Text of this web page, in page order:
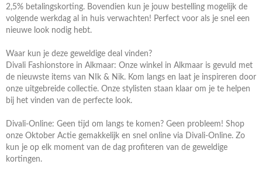
2,5% betalingskorting. Bovendien kun je jouw bestelling mogelijk de
volgende werkdag al in huis verwachten! Perfect voor als je snel een
nieuwe look nodig hebt.
Waar kun je deze geweldige deal vinden?
Divali Fashionstore in Alkmaar: Onze winkel in Alkmaar is gevuld met
de nieuwste items van NIk & Nik. Kom langs en laat je inspireren door
onze uitgebreide collectie. Onze stylisten staan klaar om je te helpen
bij het vinden van de perfecte look.
Divali-Online: Geen tijd om langs te komen? Geen probleem! Shop
onze Oktober Actie gemakkelijk en snel online via Divali-Online. Zo
kun je op elk moment van de dag profiteren van de geweldige
kortingen.